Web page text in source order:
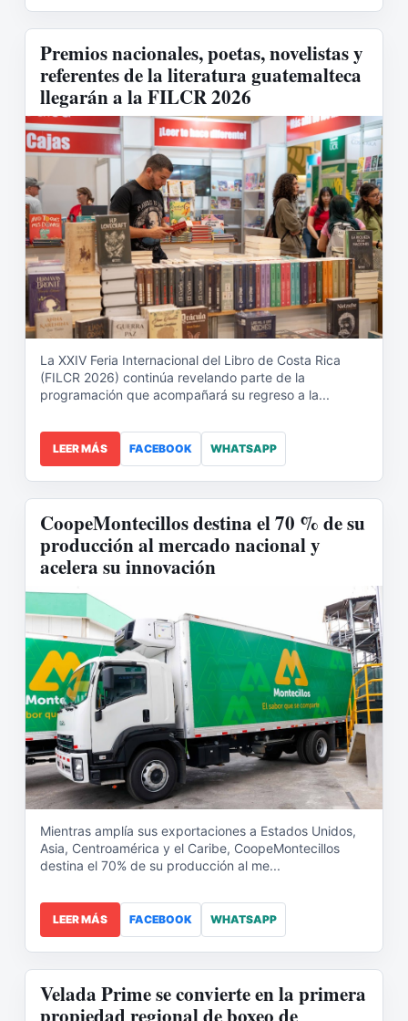
Premios nacionales, poetas, novelistas y
referentes de la literatura guatemalteca
llegarán a la FILCR 2026
La XXIV Feria Internacional del Libro de Costa Rica
(FILCR 2026) continúa revelando parte de la
programación que acompañará su regreso a la...
LEER MÁS FACEBOOK WHATSAPP
CoopeMontecillos destina el 70 % de su
producción al mercado nacional y
acelera su innovación
Mientras amplía sus exportaciones a Estados Unidos,
Asia, Centroamérica y el Caribe, CoopeMontecillos
destina el 70% de su producción al me...
LEER MÁS FACEBOOK WHATSAPP
Velada Prime se convierte en la primera